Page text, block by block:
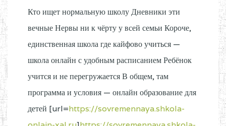
Кто ищет нормальную школу Дневники эти
вечные Нервы ни к чёрту у всей семьи Короче,
единственная школа где кайфово учиться —
школа онлайн с удобным расписанием Ребёнок
учится и не перегружается В общем, там
программа и условия — онлайн образование для
детей [url=https://sovremennaya.shkola-